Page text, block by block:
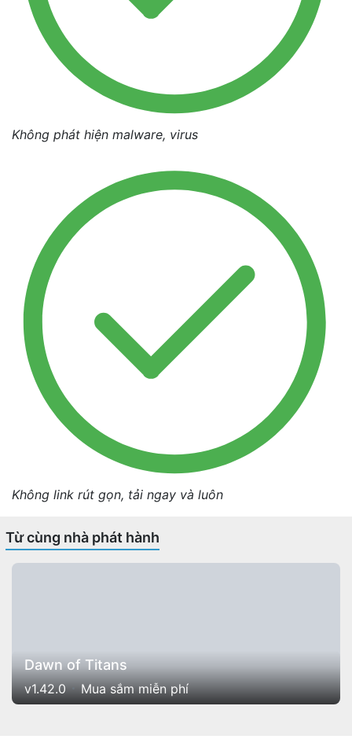
Không phát hiện malware, virus
Không link rút gọn, tải ngay và luôn
Từ cùng nhà phát hành
Dawn of Titans
v1.42.0 Mua sắm miễn phí